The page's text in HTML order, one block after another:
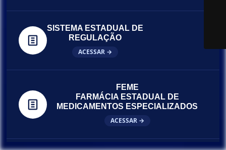
SISTEMA ESTADUAL DE
REGULAÇÃO
ACESSAR →
FEME
FARMÁCIA ESTADUAL DE
MEDICAMENTOS ESPECIALIZADOS
ACESSAR →